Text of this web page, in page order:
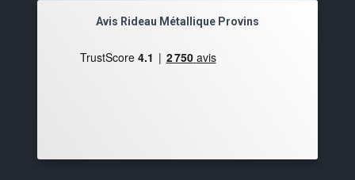
Avis Rideau Métallique Provins